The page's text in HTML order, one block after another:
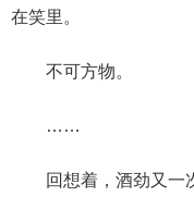
在笑里。
不可方物。
……
回想着，酒劲又一次